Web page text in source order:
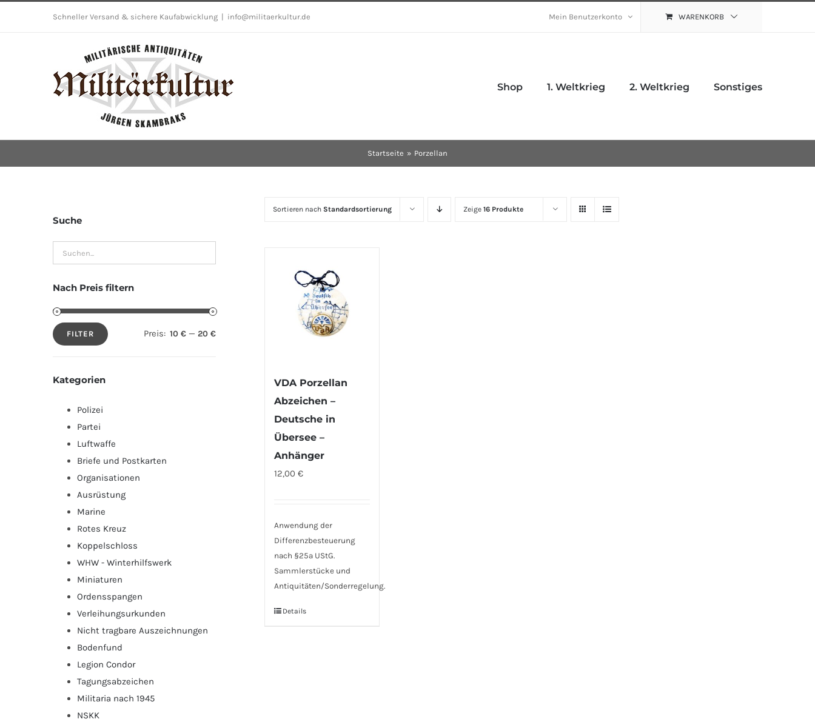
Schneller Versand & sichere Kaufabwicklung info@militaerkultur.de Mein Benutzerkonto WARENKORB
Shop 1. Weltkrieg 2. Weltkrieg Sonstiges
Startseite Porzellan
Sortieren nach Standardsortierung Zeige16 Produkte
VDA Porzellan
Abzeichen –
Deutsche in
Übersee –
Anhänger
12,00€
Anwendung der
Differenzbesteuerung
nach §25a UStG.
Sammlerstücke und
Antiquitäten/Sonderregelung.
Details
Suche
Nach Preis filtern
Min.
Max.
FILTER Preis: 10 € —20 €
Kategorien
Polizei
Partei
Luftwaffe
Briefe und Postkarten
Organisationen
Ausrüstung
Marine
Rotes Kreuz
Koppelschloss
WHW - Winterhilfswerk
Miniaturen
Ordensspangen
Verleihungsurkunden
Nicht tragbare Auszeichnungen
Bodenfund
Legion Condor
Tagungsabzeichen
Militaria nach 1945
NSKK